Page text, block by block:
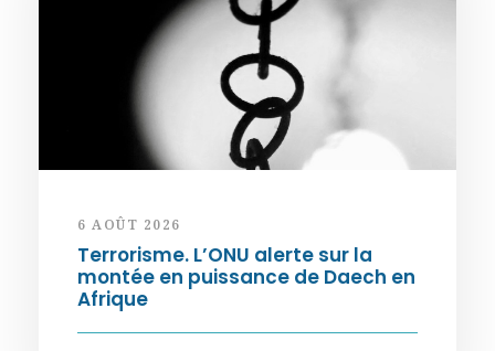
6 AOÛT 2026
Terrorisme. L’ONU alerte sur la
montée en puissance de Daech en
Afrique